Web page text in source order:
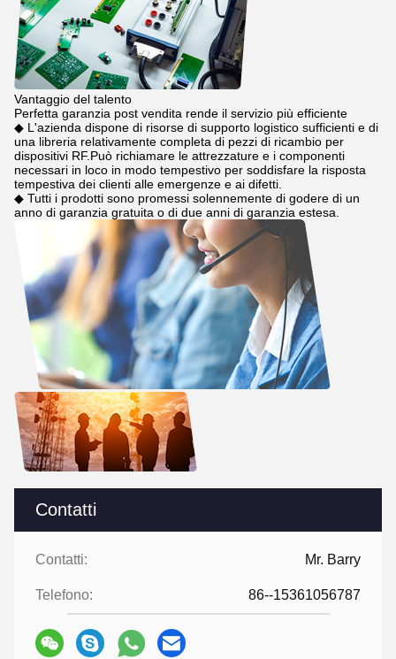
Contatti
Contatti: Mr. Barry
Telefono: 86--15361056787
Vantaggio del talento
Perfetta garanzia post vendita rende il servizio più efficiente
◆ L'azienda dispone di risorse di supporto logistico sufficienti e di
una libreria relativamente completa di pezzi di ricambio per
dispositivi RF.Può richiamare le attrezzature e i componenti
necessari in loco in modo tempestivo per soddisfare la risposta
tempestiva dei clienti alle emergenze e ai difetti.
◆ Tutti i prodotti sono promessi solennemente di godere di un
anno di garanzia gratuita o di due anni di garanzia estesa.